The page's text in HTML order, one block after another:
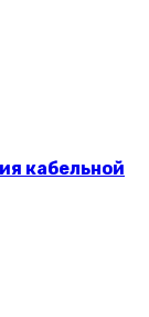
кабельной